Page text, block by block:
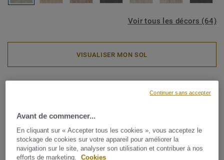
Voir tous les décors (64)
VISUALISER MON SOL
ICONIK ResisTex - Kiruma
GREY
La collection de revêtements de sol en vinyle ICONIK
ResisTex pour le logement est la solution idéale pour une
Avant de commencer...
En cliquant sur « Accepter tous les cookies », vous acceptez le
stockage de cookies sur votre appareil pour améliorer la
navigation sur le site, analyser son utilisation et contribuer à nos
efforts de marketing.
Cookies
Continuer sans accepter